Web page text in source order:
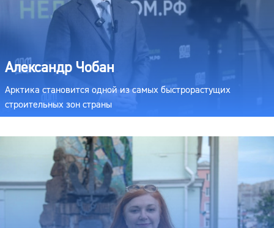
Александр Чобан
Арктика становится одной из самых быстрорастущих
строительных зон страны